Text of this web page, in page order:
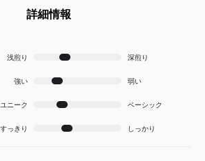
詳細情報
浅煎り 深煎り
強い 弱い
ユニーク ベーシック
すっきり しっかり